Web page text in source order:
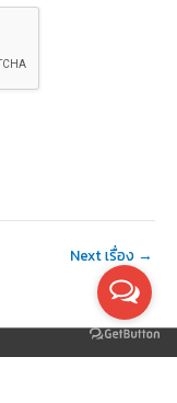
Next เรื่อง →